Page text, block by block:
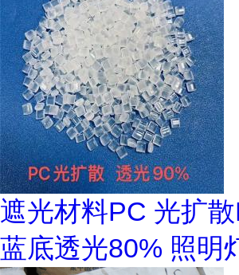
遮光材料PC 光扩
蓝底透光80% 照明